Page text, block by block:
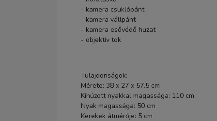
- kamera csuklópánt
- kamera vállpánt
- kamera esővédő huzat
- objektív tok
Tulajdonságok:
Mérete: 38 x 27 x 57.5 cm
Kihúzott nyakkal magassága: 110 cm
Nyak magassága: 50 cm
Kerekek átmérője: 5 cm